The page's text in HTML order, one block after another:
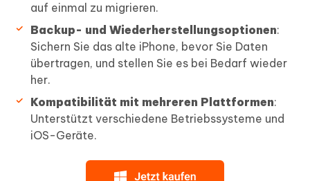
auf einmal zu migrieren.
Backup- und Wiederherstellungsoptionen:
Sichern Sie das alte iPhone, bevor Sie Daten
übertragen, und stellen Sie es bei Bedarf wieder
her.
Kompatibilität mit mehreren Plattformen:
Unterstützt verschiedene Betriebssysteme und
iOS-Geräte.